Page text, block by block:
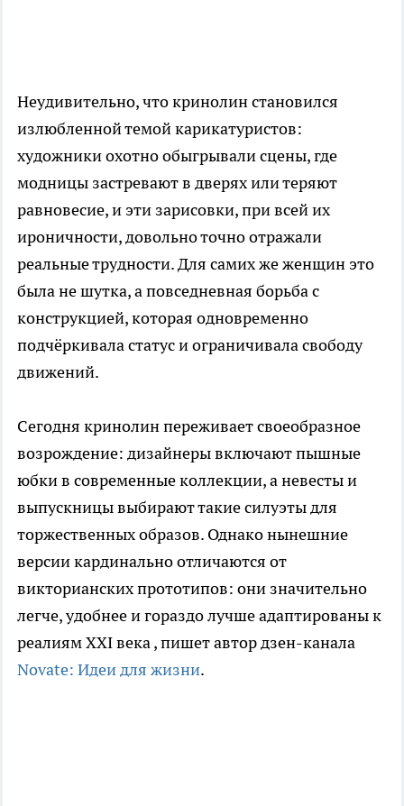
Неудивительно, что кринолин становился
излюбленной темой карикатуристов:
художники охотно обыгрывали сцены, где
модницы застревают в дверях или теряют
равновесие, и эти зарисовки, при всей их
ироничности, довольно точно отражали
реальные трудности. Для самих же женщин это
была не шутка, а повседневная борьба с
конструкцией, которая одновременно
подчёркивала статус и ограничивала свободу
движений.
Сегодня кринолин переживает своеобразное
возрождение: дизайнеры включают пышные
юбки в современные коллекции, а невесты и
выпускницы выбирают такие силуэты для
торжественных образов. Однако нынешние
версии кардинально отличаются от
викторианских прототипов: они значительно
легче, удобнее и гораздо лучше адаптированы к
реалиям XXI века, пишет автор дзен-канала
Novate: Идеи для жизни.